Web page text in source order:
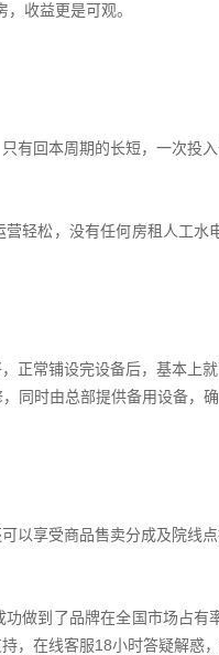
收益更是可观。
有回本周期的长短，一次投入
轻松，没有任何房租人工
常铺设完设备后，基本上就
同时由总部提供备用设备，
以享受商品售卖分成及院线
做到了品牌在全国市场占
，在线客服18小时答疑解惑